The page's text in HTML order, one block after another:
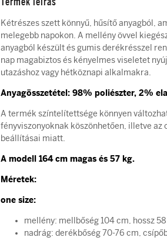
Kétrészes szett könnyű, hűsítő anyagból,
melegebb napokon. A mellény övvel
anyagból készült és gumis derékrésszel
nap magabiztos és kényelmes viseletet
utazáshoz vagy hétköznapi alkalmakra.
Anyagösszetétel: 98% poliészter, 2%
A termék színtelítettsége könnyen
fényviszonyoknak köszönhetően, illetve
beállításai miatt.
A modell 164 cm magas és 57 kg.
Méretek:
one size:
mellény: mellbőség 104 cm, hossz
nadrág: derékbőség 70-76 cm,